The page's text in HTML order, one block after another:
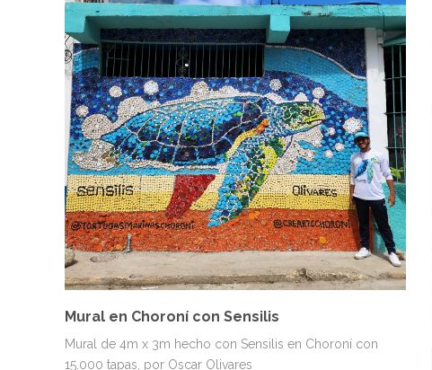
MURALES PAISAJES Y NATURALEZA VENEZUELA
Mural en Choroní con Sensilis
Mural de 4m x 3m hecho con Sensilis en Choroní con
15.000 tapas, por Oscar Olivares